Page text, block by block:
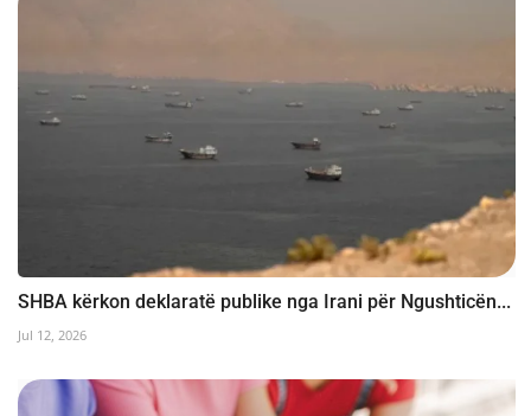
SHBA kërkon deklaratë publike nga Irani për Ngushticën...
Jul 12, 2026